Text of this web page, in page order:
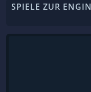
SPIELE ZUR